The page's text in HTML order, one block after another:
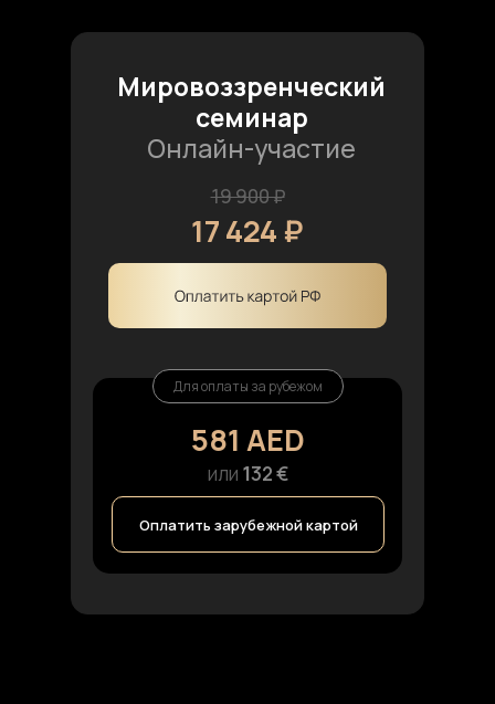
Мировоззренческий
семинар
Онлайн-участие
Для оплаты за рубежом
Оплатить зарубежной картой
17 424 ₽
19 900 ₽
581 AED
или 132 €